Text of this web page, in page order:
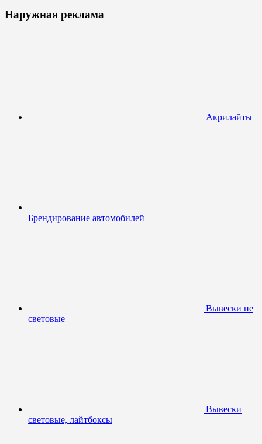
Наружная реклама
Акрилайты
Брендирование автомобилей
Вывески не
световые
Вывески
световые, лайтбоксы